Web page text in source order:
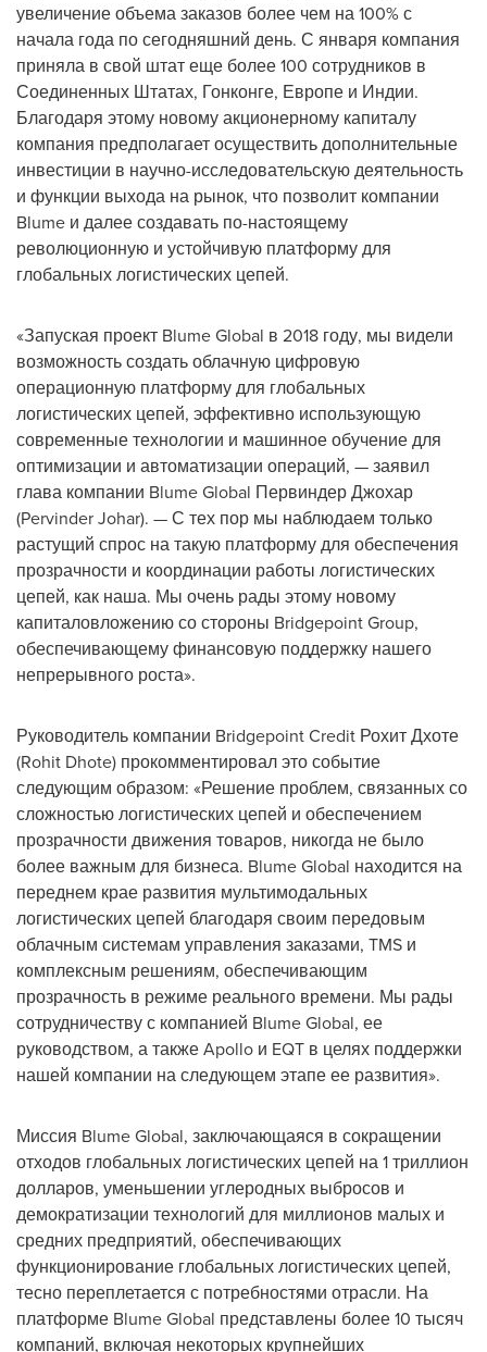
увеличение объема заказов более чем на 100% с
начала года по сегодняшний день. С января компания
приняла в свой штат еще более 100 сотрудников в
Соединенных Штатах, Гонконге, Европе и Индии.
Благодаря этому новому акционерному капиталу
компания предполагает осуществить дополнительные
инвестиции в научно-исследовательскую деятельность
и функции выхода на рынок, что позволит компании
Blume и далее создавать по-настоящему
революционную и устойчивую платформу для
глобальных логистических цепей.
«Запуская проект Blume Global в 2018 году, мы видели
возможность создать облачную цифровую
операционную платформу для глобальных
логистических цепей, эффективно использующую
современные технологии и машинное обучение для
оптимизации и автоматизации операций, — заявил
глава компании Blume Global Первиндер Джохар
(Pervinder Johar). — С тех пор мы наблюдаем только
растущий спрос на такую платформу для обеспечения
прозрачности и координации работы логистических
цепей, как наша. Мы очень рады этому новому
капиталовложению со стороны Bridgepoint Group,
обеспечивающему финансовую поддержку нашего
непрерывного роста».
Руководитель компании Bridgepoint Credit Рохит Дхоте
(Rohit Dhote) прокомментировал это событие
следующим образом: «Решение проблем, связанных со
сложностью логистических цепей и обеспечением
прозрачности движения товаров, никогда не было
более важным для бизнеса. Blume Global находится на
переднем крае развития мультимодальных
логистических цепей благодаря своим передовым
облачным системам управления заказами, TMS и
комплексным решениям, обеспечивающим
прозрачность в режиме реального времени. Мы рады
сотрудничеству с компанией Blume Global, ее
руководством, а также Apollo и EQT в целях поддержки
нашей компании на следующем этапе ее развития».
Миссия Blume Global, заключающаяся в сокращении
отходов глобальных логистических цепей на 1 триллион
долларов, уменьшении углеродных выбросов и
демократизации технологий для миллионов малых и
средних предприятий, обеспечивающих
функционирование глобальных логистических цепей,
тесно переплетается с потребностями отрасли. На
платформе Blume Global представлены более 10 тысяч
компаний, включая некоторых крупнейших